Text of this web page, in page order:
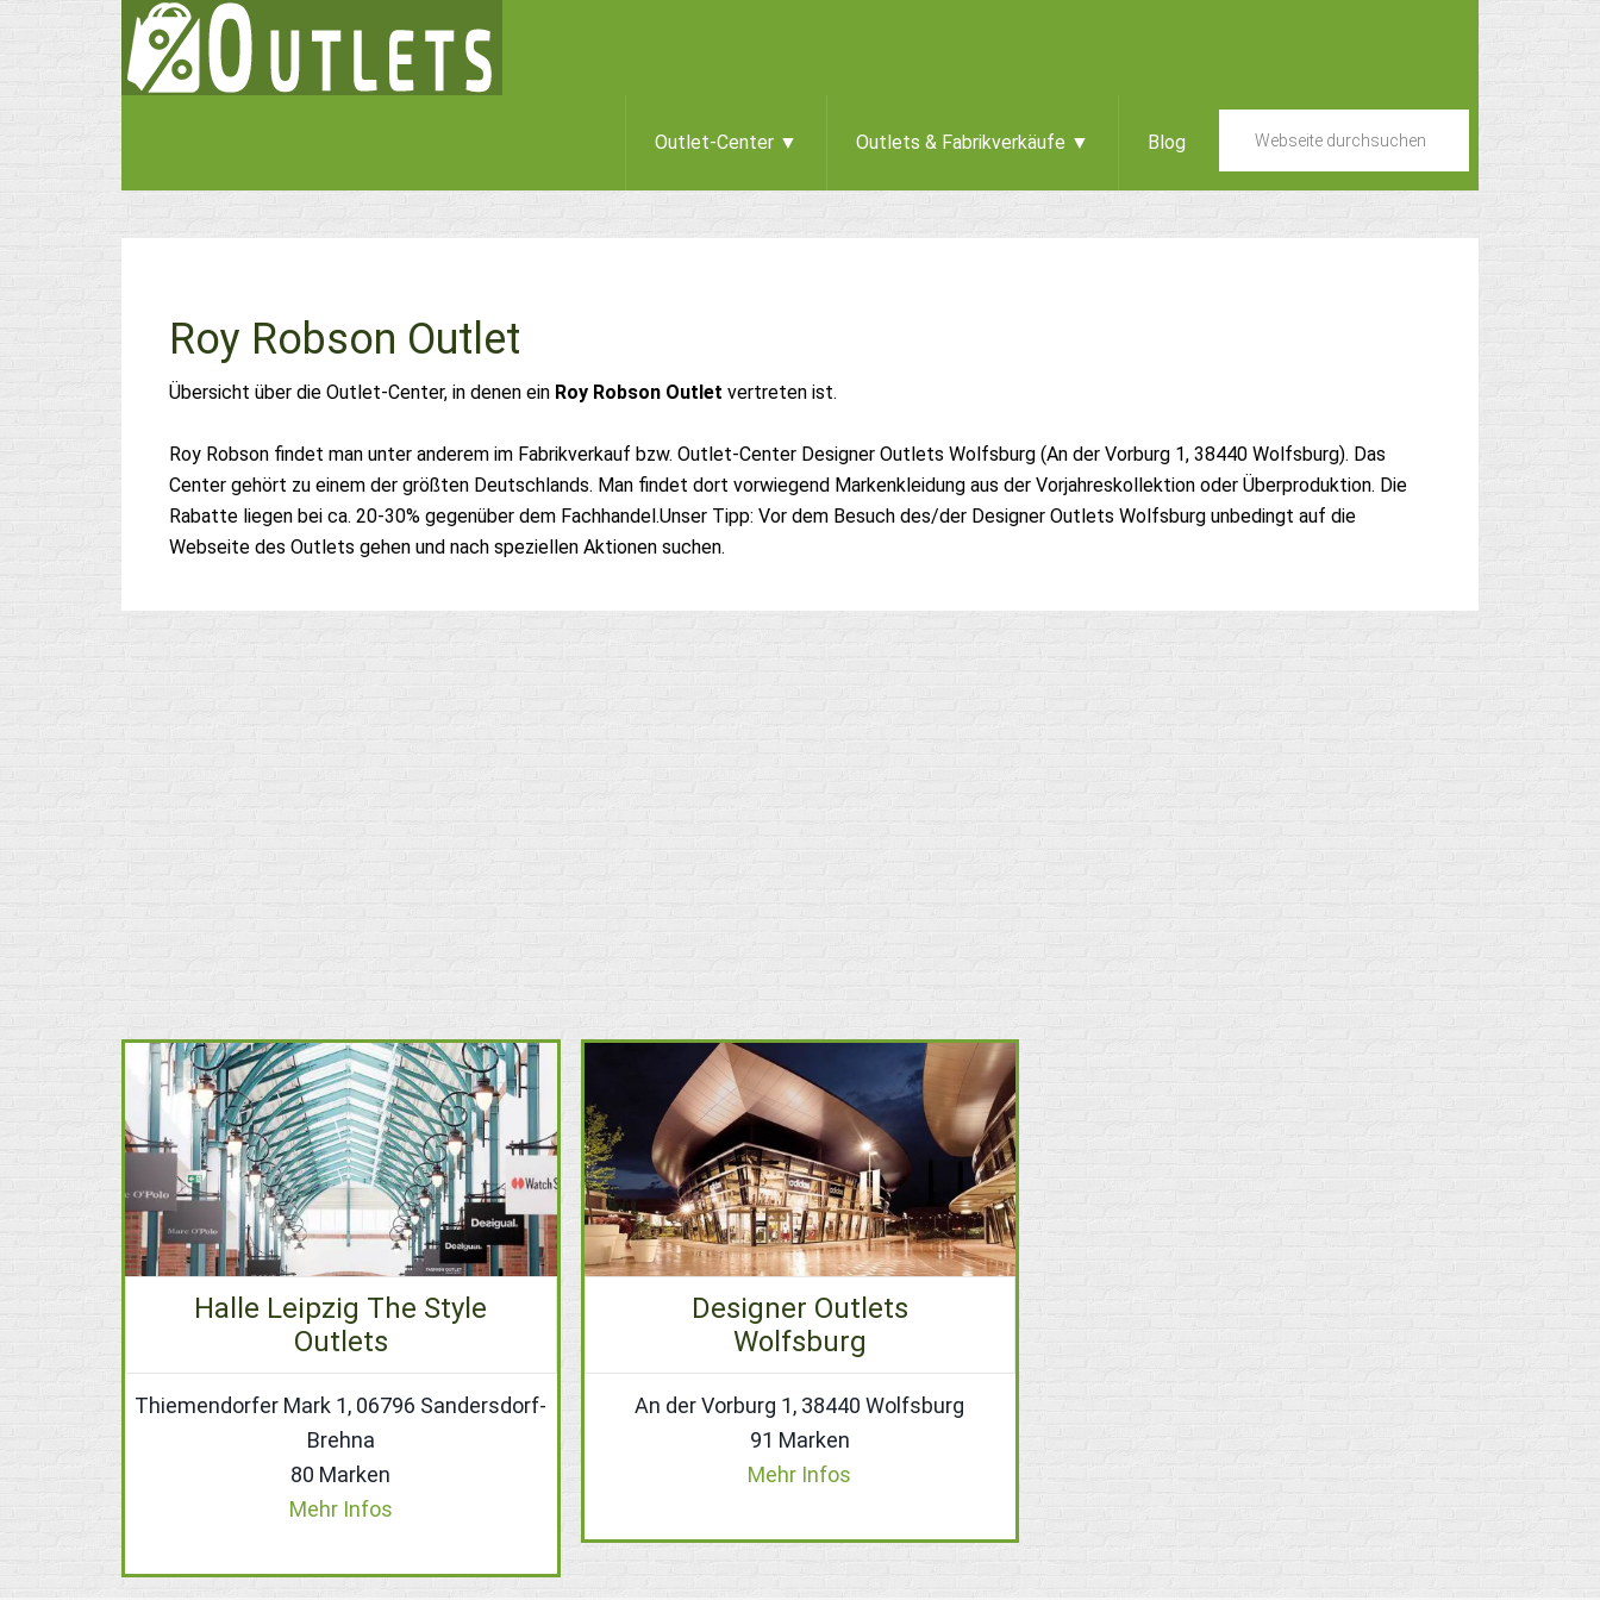
Outlet-Center ▼ Outlets & Fabrikverkäufe ▼ Blog
Roy Robson Outlet
Übersicht über die Outlet-Center, in denen ein Roy Robson Outlet vertreten ist.
Roy Robson findet man unter anderem im Fabrikverkauf bzw. Outlet-Center Designer Outlets Wolfsburg (An der Vorburg 1, 38440 Wolfsburg). Das
Center gehört zu einem der größten Deutschlands. Man findet dort vorwiegend Markenkleidung aus der Vorjahreskollektion oder Überproduktion. Die
Rabatte liegen bei ca. 20-30% gegenüber dem Fachhandel.Unser Tipp: Vor dem Besuch des/der Designer Outlets Wolfsburg unbedingt auf die
Webseite des Outlets gehen und nach speziellen Aktionen suchen.
Halle Leipzig The Style
Outlets
Thiemendorfer Mark 1, 06796 Sandersdorf-
Brehna
80 Marken
Mehr Infos
Designer Outlets
Wolfsburg
An der Vorburg 1, 38440 Wolfsburg
91 Marken
Mehr Infos